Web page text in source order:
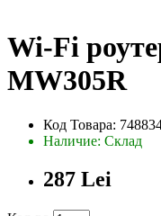
Wi-Fi
MW305R
Код Товара:
Наличие: Склад
287 Lei